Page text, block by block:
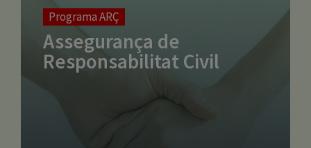
Programa ARÇ
Assegurança de
Responsabilitat Civil